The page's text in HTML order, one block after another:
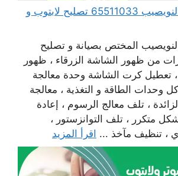
مهندس كمبيوتر النويصيب 65511033 تصليح لابتوب و
المختص بصيانة و تصليح
من ظهور الشاشة الزرقاء ، ظهور
، تعطيل كرت الشاشة وحدة معالجة
وحدات الطاقة و التغذية ، معالجة
، تلف معالج الرسوم ، إعادة
متكرر ، تلف التوانزستور ،
، تنظيف مآخذ ... اقرأ المزيد